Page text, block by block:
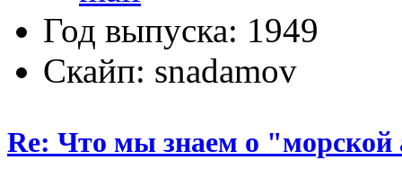
Год выпуска: 1949
Скайп: snadamov
Re: Что мы знаем о "морской